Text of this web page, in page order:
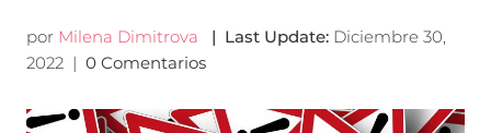
por Milena Dimitrova | Last Update: Diciembre 30,
2022| 0 Comentarios